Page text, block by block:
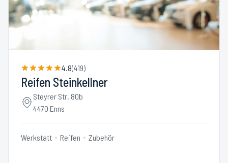
4.8(419)
Reifen Steinkellner
Steyrer Str. 80b
4470 Enns
Werkstatt Reifen Zubehör